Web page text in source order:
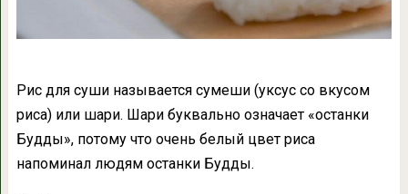
Рис для суши называется сумеши (уксус со вкусом
риса) или шари. Шари буквально означает «останки
Будды», потому что очень белый цвет риса
напоминал людям останки Будды.